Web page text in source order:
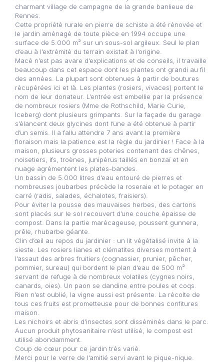
charmant village de campagne de la grande banlieue de
Rennes.
Cette propriété rurale en pierre de schiste a été rénovée et
le jardin aménagé de toute pièce en 1994 occupe une
surface de 5.000 m² sur un sous-sol argileux. Seul le plan
d’eau à l’extrémité du terrain existait à l’origine.
Macé n’est pas avare d’explications et de conseils, il travaille
beaucoup dans cet espace dont les plantes ont grandi au fil
des années. La plupart sont obtenues à partir de boutures
récupérées ici et là. Les plantes (rosiers, vivaces) portent le
nom de leur donateur. L’entrée est embellie par la présence
de nombreux rosiers (Mme de Rothschild, Marie Curie,
Iceberg) dont plusieurs grimpants. Sur la façade du garage
s’élancent deux glycines dont l’une a été obtenue à partir
d’un semis. Il a fallu attendre 7 ans avant la première
floraison mais la patience est la règle du jardinier ! Face à la
maison, plusieurs grosses poteries contenant des chênes,
noisetiers, ifs, troènes, junipérus taillés en bonzaï et en
nuage agrémentent les plates-bandes.
Un bassin de 5.000 litres d’eau entouré de pierres et
nombreuses joubarbes précède la roseraie et le potager en
carré (radis, salades, échalotes, fraisiers).
Pour éviter la pousse des mauvaises herbes, des cartons
sont placés sur le sol recouvert d’une couche épaisse de
compost. Dans la partie marécageuse, poussent gunnera,
prêle, rhubarbe géante.
Clin d’œil au repos du jardinier : un lit végétalisé invite à la
sieste. Les rosiers lianes et clématites diverses montent à
l’assaut des arbres fruitiers (cognassier, prunier, pêcher,
pommier, sureau) qui bordent le plan d’eau de 500 m²
servant de refuge à de nombreux volatiles (cygnes noirs,
canards, oies). Un paon se dandine entre poules et coqs.
Rien n’est oublié, la vigne aussi est présente. La récolte de
tous ces fruits est prometteuse pour de bonnes confitures
maison.
Les nichoirs et abris d’insectes sont disséminés dans le parc.
Aucun produit phytosanitaire n’est utilisé, le compost est
utilisé abondamment.
Coup de cœur pour ce jardin très varié.
Merci pour le verre de l’amitié servi avant le pique-nique.